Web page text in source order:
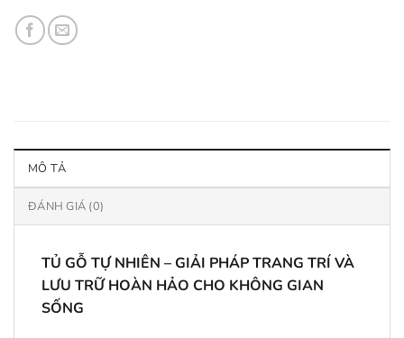
MÔ TẢ
ĐÁNH GIÁ (0)
TỦ GỖ TỰ NHIÊN – GIẢI PHÁP TRANG TRÍ VÀ
LƯU TRỮ HOÀN HẢO CHO KHÔNG GIAN
SỐNG